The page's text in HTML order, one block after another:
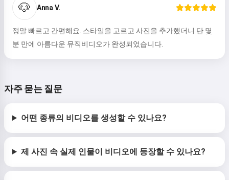
🐶 Anna V.
정말 빠르고 간편해요. 스타일을 고르고 사진을 추가했더니 단 몇
분 만에 아름다운 뮤직비디오가 완성되었습니다.
자주 묻는 질문
어떤 종류의 비디오를 생성할 수 있나요?
제 사진 속 실제 인물이 비디오에 등장할 수 있나요?